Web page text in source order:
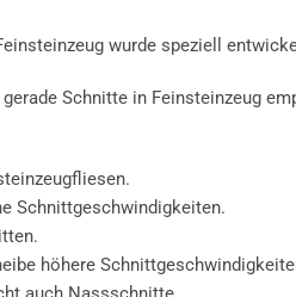
wurde speziell
Schnitte in Feinsteinzeug
Schnittgeschwindigkeiten.
höhere